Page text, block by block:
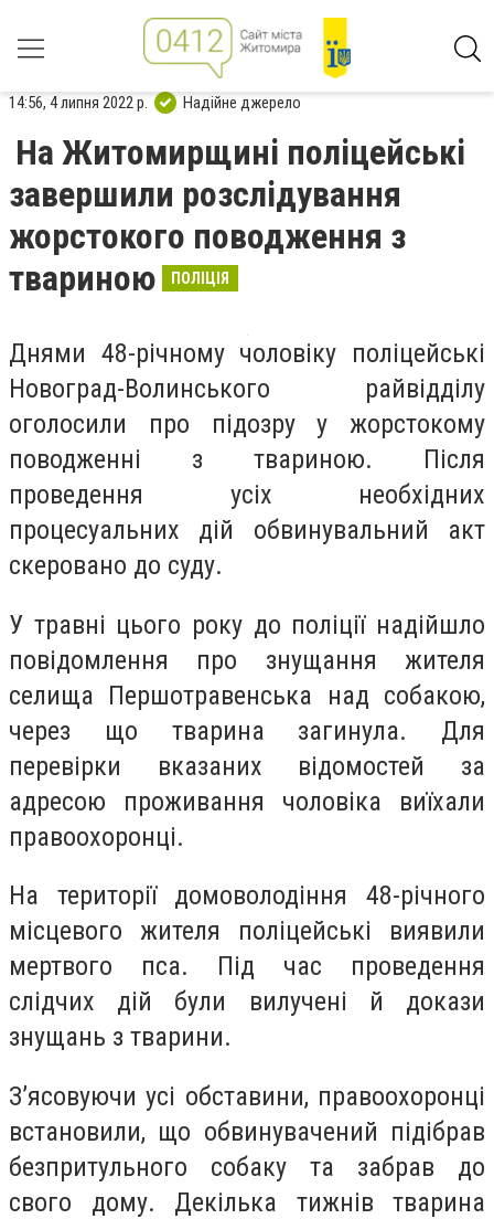
14:56, 4 липня 2022 р. Надійне джерело
На Житомирщині поліцейські
завершили розслідування
жорстокого поводження з
твариною
ПОЛІЦІЯ
Днями 48-річному чоловіку поліцейські
Новоград-Волинського райвідділу
оголосили про підозру у жорстокому
поводженні з твариною. Після
проведення усіх необхідних
процесуальних дій обвинувальний акт
скеровано до суду.
У травні цього року до поліції надійшло
повідомлення про знущання жителя
селища Першотравенська над собакою,
через що тварина загинула. Для
перевірки вказаних відомостей за
адресою проживання чоловіка виїхали
правоохоронці.
На території домоволодіння 48-річного
місцевого жителя поліцейські виявили
мертвого пса. Під час проведення
слідчих дій були вилучені й докази
знущань з тварини.
З’ясовуючи усі обставини, правоохоронці
встановили, що обвинувачений підібрав
безпритульного собаку та забрав до
свого дому. Декілька тижнів тварина